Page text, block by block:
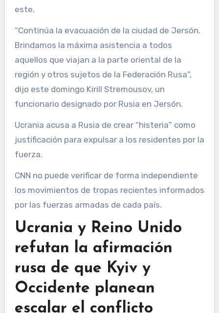
este.
“Continúa la evacuación de la ciudad de Jersón.
Brindamos la máxima asistencia a todos
aquellos que viajan a la parte oriental de la
región y otros sujetos de la Federación Rusa”,
dijo este domingo Kirill Stremousov, un
funcionario designado por Rusia en Jersón.
Ucrania acusa a Rusia de crear “histeria” como
justificación para expulsar a los residentes por la
fuerza.
CNN no puede verificar de forma independiente
los movimientos de tropas recientes informados
por las fuerzas armadas de cada país.
Ucrania y Reino Unido
refutan la afirmación
rusa de que Kyiv y
Occidente planean
escalar el conflicto